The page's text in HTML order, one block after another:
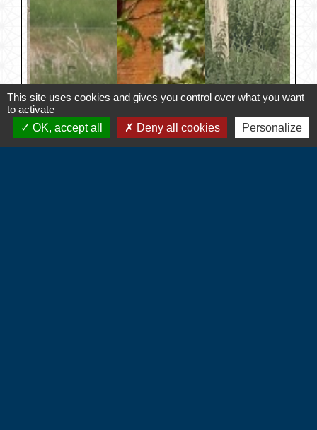
This site uses cookies and gives you control over what you want
to activate
OK, accept all
Deny all cookies Personalize